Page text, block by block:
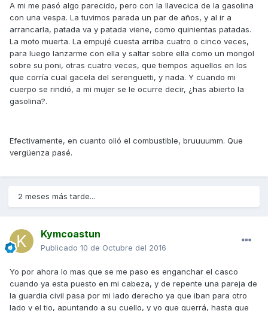
A mi me pasó algo parecido, pero con la llavecica de la gasolina
con una vespa. La tuvimos parada un par de años, y al ir a
arrancarla, patada va y patada viene, como quinientas patadas.
La moto muerta. La empujé cuesta arriba cuatro o cinco veces,
para luego lanzarme con ella y saltar sobre ella como un mongol
sobre su poni, otras cuatro veces, que tiempos aquellos en los
que corría cual gacela del serenguetti, y nada. Y cuando mi
cuerpo se rindió, a mi mujer se le ocurre decir, ¿has abierto la
gasolina?.
Efectivamente, en cuanto olió el combustible, bruuuumm. Que
vergüenza pasé.
2 meses más tarde...
Kymcoastun
Publicado 10 de Octubre del 2016
Yo por ahora lo mas que se me paso es enganchar el casco
cuando ya esta puesto en mi cabeza, y de repente una pareja de
la guardia civil pasa por mi lado derecho ya que iban para otro
lado y el tio, apuntando a su cuello, y yo que querrá, hasta que